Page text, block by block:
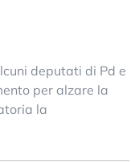
deputati di Pd e
per alzare la
la